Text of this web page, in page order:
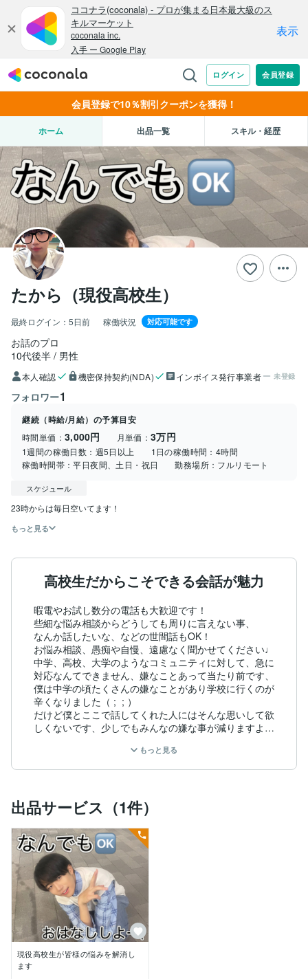
会員登録で10％割引クーポンを獲得！
ホーム 出品一覧 スキル・経歴
たから（現役高校生）
最終ログイン： 5日前 稼働状況 対応可能です
お話のプロ
10代後半
男性
本人確認 機密保持契約(NDA) インボイス発行事業者 未登録
フォロワー1
継続（時給/月給）の予算目安
時間単価： 3,000円 月単価：3万円
1週間の稼働日数： 週5日以上 1日の稼働時間： 4時間
稼働時間帯：平日夜間、土日・祝日 勤務場所： フルリモート
スケジュール
23時からは毎日空いてます！
もっと見る
高校生だからこそできる会話が魅力
暇電やお試し数分の電話も大歓迎です！
些細な悩み相談からどうしても周りに言えない事、
なんか話したいな、などの世間話もOK！
お悩み相談、愚痴や自慢、遠慮なく聞かせてください♩
中学、高校、大学のようなコミュニティに対して、急に
対応なんてできません、嫌なことあって当たり前です、
僕は中学の頃たくさんの嫌なことがあり学校に行くのが
辛くなりました（ ;  ; ）
だけど僕とここで話してくれた人にはそんな思いして欲
しくないです、少しでもみんなの嫌な事が減りますよう
年齢性別問わずどなた様も大大大歓迎です♡
人と話すのが好きで、喋るのが苦手という方でもきっと
てお話ください☺︎
購入にあたってのお願い
【相談可能】な時はすぐ話せます。『今すぐ電話』か
ら、いつでもお電話ください！
『購入する』（予約）からは、すぐにお電話繋がりませ
んのでご注意ください（。＞人く。）”。
僕の事はなんでも呼びやすいように呼んでください！
順番待ちご希望の方は、予約購入もしくはメッセージを
頂ければ「今空きましたよ〜」ってお知らせします。
もっと見る
出品サービス（1件）
現役高校生が皆様の悩みを解消し
ます